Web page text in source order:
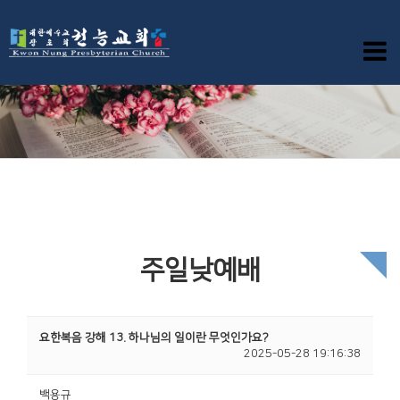
주일낮예배
요한복음 강해 13. 하나님의 일이란 무엇인가요?
2025-05-28 19:16:38
백용규